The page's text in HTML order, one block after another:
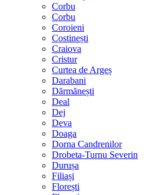
Corbu
Corbu
Coroieni
Costinești
Craiova
Cristur
Curtea de Argeș
Darabani
Dărmănești
Deal
Dej
Deva
Doaga
Dorna Candrenilor
Drobeta-Turnu Severin
Durușa
Filiași
Florești